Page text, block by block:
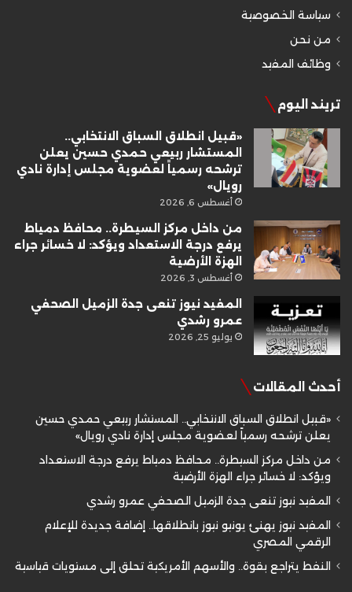
سياسة الخصوصية
من نحن
وظائف المفيد
تريند اليوم
«قبيل انطلاق السباق الانتخابي..
المستشار ربيعي حمدي حسين يعلن
ترشحه رسمياً لعضوية مجلس إدارة نادي
رويال»
أغسطس 6, 2026
من داخل مركز السيطرة.. محافظ دمياط
يرفع درجة الاستعداد ويؤكد: لا خسائر جراء
الهزة الأرضية
أغسطس 3, 2026
المفيد نيوز تنعى جدة الزميل الصحفي
عمرو رشدي
يوليو 25, 2026
أحدث المقالات
«قبيل انطلاق السباق الانتخابي.. المستشار ربيعي حمدي حسين
يعلن ترشحه رسمياً لعضوية مجلس إدارة نادي رويال»
من داخل مركز السيطرة.. محافظ دمياط يرفع درجة الاستعداد
ويؤكد: لا خسائر جراء الهزة الأرضية
المفيد نيوز تنعى جدة الزميل الصحفي عمرو رشدي
المفيد نيوز يهنئ يونيو نيوز بانطلاقها.. إضافة جديدة للإعلام
الرقمي المصري
النفط يتراجع بقوة.. والأسهم الأمريكية تحلق إلى مستويات قياسية